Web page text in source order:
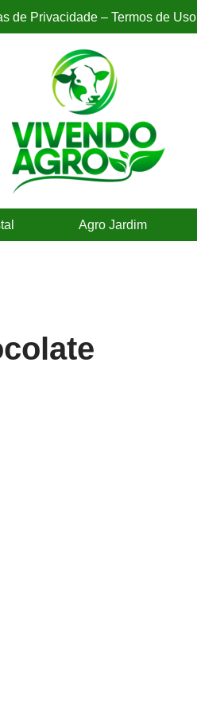
de Privacidade – Termos de Uso
Agro Jardim